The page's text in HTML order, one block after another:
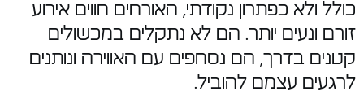
כולל ולא כפתרון נקודתי, האורחים חווים אירוע
זורם ונעים יותר. הם לא נתקלים במכשולים
קטנים בדרך, הם נסחפים עם האווירה ונותנים
לרגעים עצמם להוביל.